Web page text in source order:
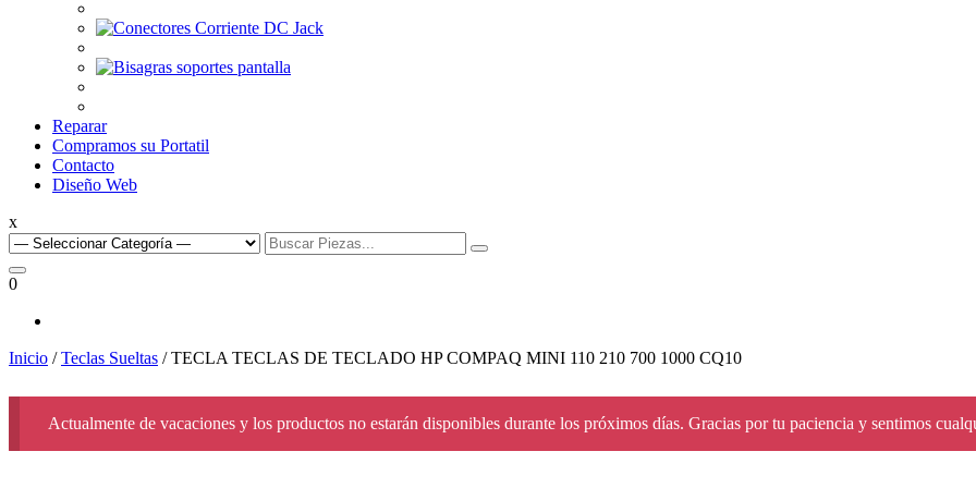
Reparar
Compramos su Portatil
Contacto
Diseño Web
x
Search
for:
0
Inicio /Teclas Sueltas / TECLA TECLAS DE TECLADO HP COMPAQ MINI 110 210 700 1000 CQ10
Actualmente de vacaciones y los productos no estarán disponibles durante los próximos días. Gracias por tu paciencia y sentimos